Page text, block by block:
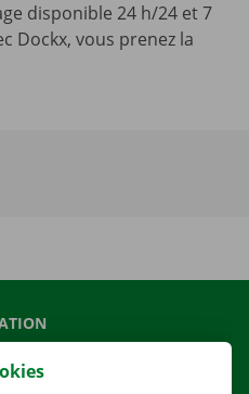
disponible 24 h/24 et 7
Dockx, vous prenez la